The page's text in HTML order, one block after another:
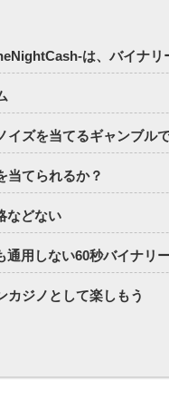
は、バイナリ
イズを当てるギャンブル
当てられるか？
などない
通用しない60秒バイナリ
カジノとして楽しもう